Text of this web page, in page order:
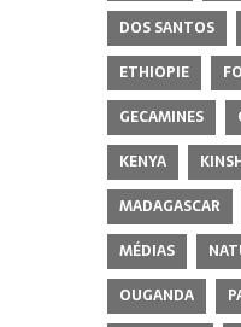
DOS SANTOS
ETHIOPIE
GECAMINES
KENYA
MADAGASCAR
MÉDIAS
OUGANDA